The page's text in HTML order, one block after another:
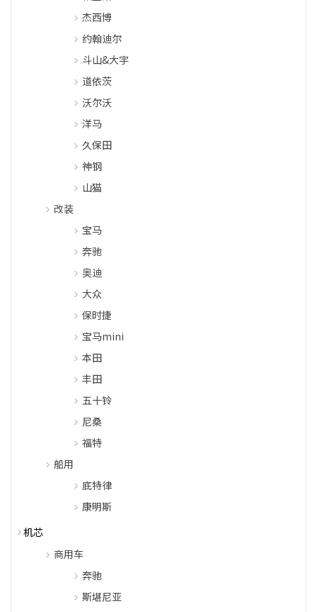
杰西博
约翰迪尔
斗山&大宇
道依茨
沃尔沃
洋马
久保田
神钢
山猫
改装
宝马
奔驰
奥迪
大众
保时捷
宝马mini
本田
丰田
五十铃
尼桑
福特
船用
底特律
康明斯
机芯
商用车
奔驰
斯堪尼亚